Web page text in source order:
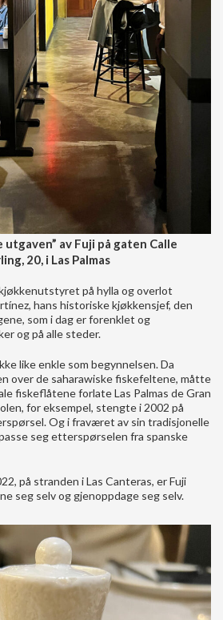
utgaven” av Fuji på gaten Calle
20, i Las Palmas
på hylla og overlot
hans historiske kjøkkensjef, den
som i dag er forenklet og
og på alle steder.
like enkle som begynnelsen. Da
over de saharawiske fiskefeltene, måtte
fiskeflåtene forlate Las Palmas de Gran
for eksempel, stengte i 2002 på
Og i fraværet av sin tradisjonelle
seg etterspørselen fra spanske
på stranden i Las Canteras, er Fuji
seg selv og gjenoppdage seg selv.